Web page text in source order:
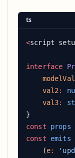
ts
<script
interface
    val2
:
    val3
:
const props
const emits
    (
e: